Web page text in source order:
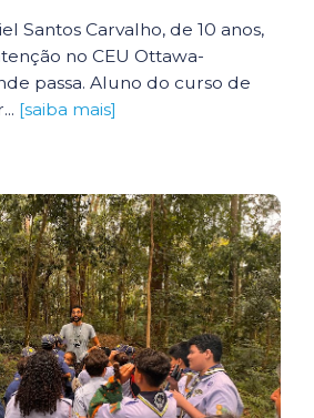
Santos Carvalho, de 10 anos,
no CEU Ottawa-
passa. Aluno do curso de
[saiba mais]